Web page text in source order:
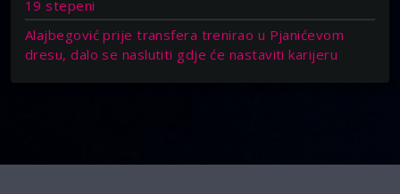
19 stepeni
Alajbegović prije transfera trenirao u Pjanićevom
dresu, dalo se naslutiti gdje će nastaviti karijeru